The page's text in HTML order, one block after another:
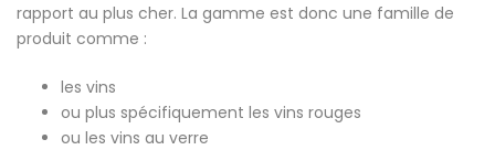
rapport au plus cher. La gamme est donc une famille de
produit comme :
les vins
ou plus spécifiquement les vins rouges
ou les vins au verre